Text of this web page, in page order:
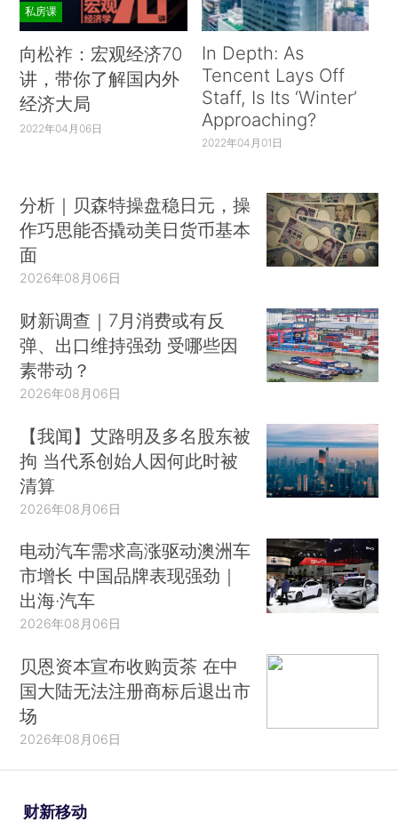
私房课
向松祚：宏观经济70
讲，带你了解国内外
经济大局
2022年04月06日
In Depth: As
Tencent Lays Off
Staff, Is Its ‘Winter’
Approaching?
2022年04月01日
分析｜贝森特操盘稳日元，操
作巧思能否撬动美日货币基本
面
2026年08月06日
财新调查｜7月消费或有反
弹、出口维持强劲 受哪些因
素带动？
2026年08月06日
【我闻】艾路明及多名股东被
拘 当代系创始人因何此时被
清算
2026年08月06日
电动汽车需求高涨驱动澳洲车
市增长 中国品牌表现强劲｜
出海·汽车
2026年08月06日
贝恩资本宣布收购贡茶 在中
国大陆无法注册商标后退出市
场
2026年08月06日
财新移动